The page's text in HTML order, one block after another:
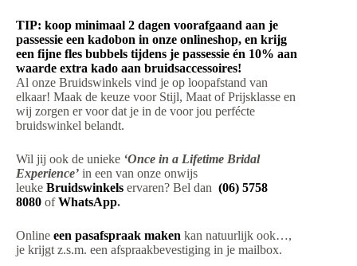
TIP: koop minimaal 2 dagen voorafgaand aan je
passessie een kadobon in onze onlineshop, en krijg
een fijne fles bubbels tijdens je passessie én 10% aan
waarde extra kado aan bruidsaccessoires!
Al onze Bruidswinkels vind je op loopafstand van
elkaar! Maak de keuze voor Stijl, Maat of Prijsklasse en
wij zorgen er voor dat je in de voor jou perfécte
bruidswinkel belandt.
Wil jij ook de unieke ‘Once in a Lifetime Bridal
Experience’ in een van onze onwijs
leuke Bruidswinkels ervaren? Bel dan (06) 5758
8080 ofWhatsApp.
Online een pasafspraak maken kan natuurlijk ook…,
je krijgt z.s.m. een afspraakbevestiging in je mailbox.